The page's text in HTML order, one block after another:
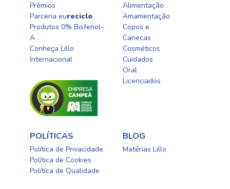
Prêmios
Parceria eureciclo
Produtos 0% Bisfenol-
A
Conheça Lillo
Internacional
Alimentação
Amamentação
Copos e
Canecas
Cosméticos
Cuidados
Oral​
Licenciados​
POLÍTICAS
Política de Privacidade
Política de Cookies
Política de Qualidade
BLOG
Matérias Lillo